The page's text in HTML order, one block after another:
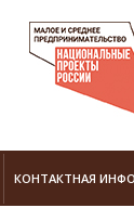
КОНТАКТНАЯ